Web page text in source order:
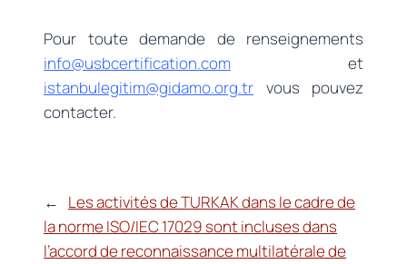
Pour toute demande de renseignements
info@usbcertification.com et
istanbulegitim@gidamo.org.tr vous pouvez
contacter.
←
Les activités de TURKAK dans le cadre de
la norme ISO/IEC 17029 sont incluses dans
l’accord de reconnaissance multilatérale de